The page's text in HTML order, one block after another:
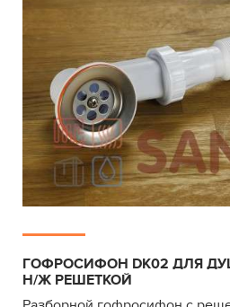
ГОФРОСИФОН DK02 ДЛЯ
Н/Ж РЕШЕТКОЙ